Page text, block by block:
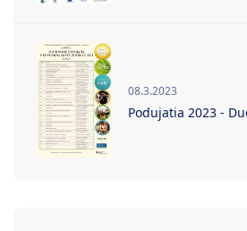
08.3.2023
Podujatia 2023 -